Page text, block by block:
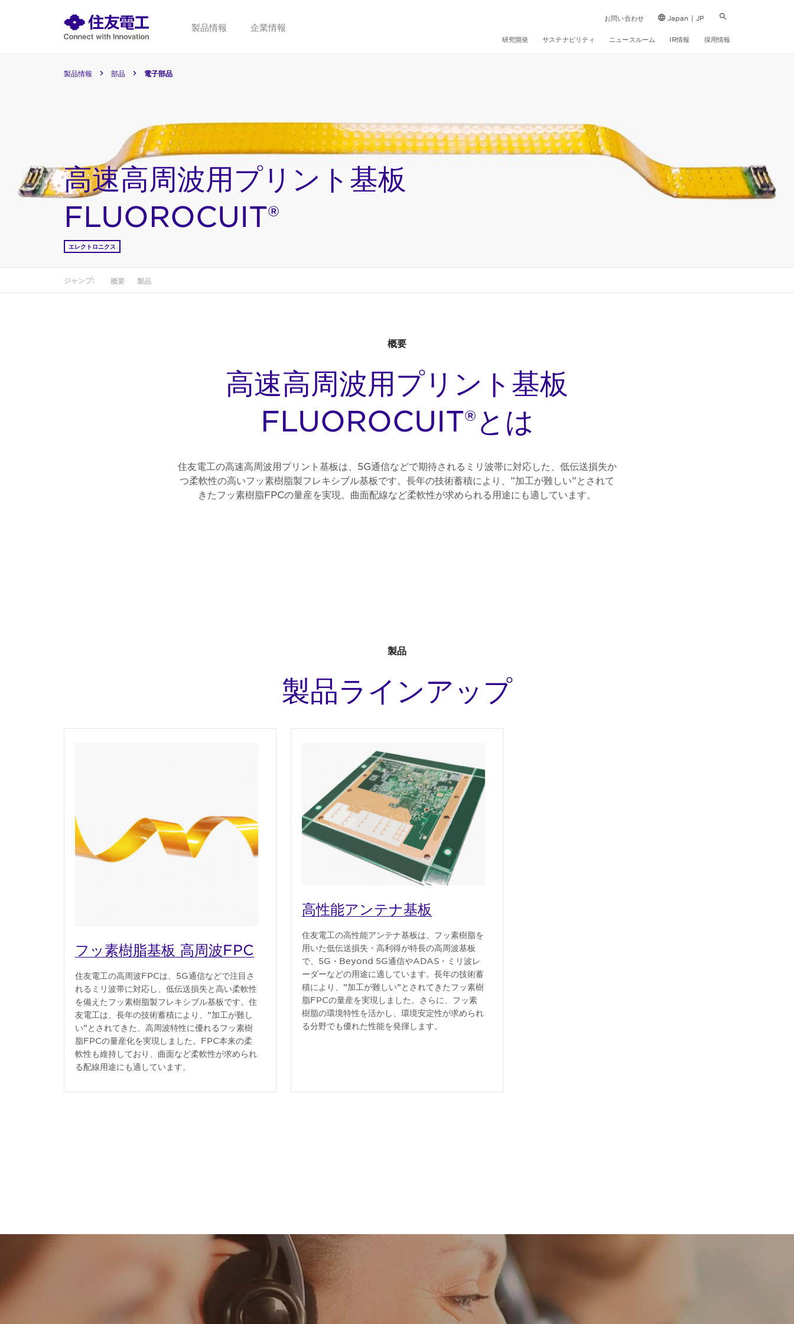
製品情報 企業情報
お問い合わせ Japan | JP
研究開発 サステナビリティ ニュースルーム IR情報 採用情報
製品情報 部品 電子部品
高速高周波用プリント基板
FLUOROCUIT®
エレクトロニクス
ジャンプ: 概要 製品
概要
高速高周波用プリント基板
FLUOROCUIT®とは
住友電工の高速高周波用プリント基板は、5G通信などで期待されるミリ波帯に対応した、低伝送損失か
つ柔軟性の高いフッ素樹脂製フレキシブル基板です。長年の技術蓄積により、”加工が難しい”とされて
きたフッ素樹脂FPCの量産を実現。曲面配線など柔軟性が求められる用途にも適しています。
製品
製品ラインアップ
フッ素樹脂基板 高周波FPC
住友電工の高周波FPCは、5G通信などで注目さ
れるミリ波帯に対応し、低伝送損失と高い柔軟性
を備えたフッ素樹脂製フレキシブル基板です。住
友電工は、長年の技術蓄積により、”加工が難し
い”とされてきた、高周波特性に優れるフッ素樹
脂FPCの量産化を実現しました。FPC本来の柔
軟性も維持しており、曲面など柔軟性が求められ
る配線用途にも適しています。
高性能アンテナ基板
住友電工の高性能アンテナ基板は、フッ素樹脂を
用いた低伝送損失・高利得が特長の高周波基板
で、5G・Beyond 5G通信やADAS・ミリ波レ
ーダーなどの用途に適しています。長年の技術蓄
積により、”加工が難しい”とされてきたフッ素樹
脂FPCの量産を実現しました。さらに、フッ素
樹脂の環境特性を活かし、環境安定性が求められ
る分野でも優れた性能を発揮します。